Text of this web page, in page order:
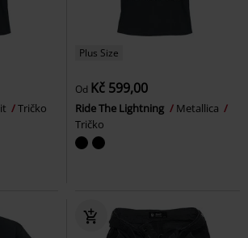
Tričko
Plus Size
Od Kč 599,00
Ride The Lightning
Metallica
Tričko